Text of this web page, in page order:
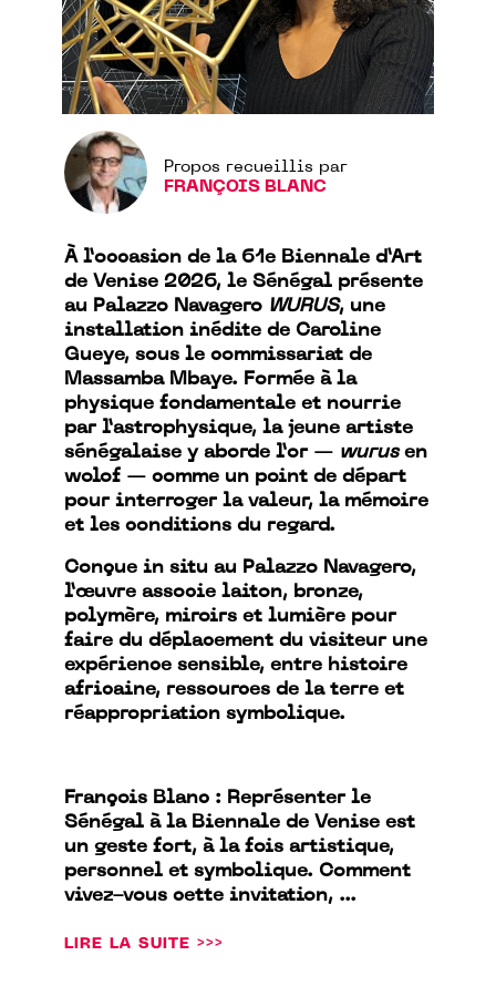
Propos recueillis par
FRANÇOIS BLANC
À l’occasion de la 61e Biennale d’Art
de Venise 2026, le Sénégal présente
au Palazzo Navagero WURUS, une
installation inédite de Caroline
Gueye, sous le commissariat de
Massamba Mbaye. Formée à la
physique fondamentale et nourrie
par l’astrophysique, la jeune artiste
sénégalaise y aborde l’or — wurusen
wolof — comme un point de départ
pour interroger la valeur, la mémoire
et les conditions du regard.
Conçue in situ au Palazzo Navagero,
l’œuvre associe laiton, bronze,
polymère, miroirs et lumière pour
faire du déplacement du visiteur une
expérience sensible, entre histoire
africaine, ressources de la terre et
réappropriation symbolique.
François Blanc : Représenter le
Sénégal à la Biennale de Venise est
un geste fort, à la fois artistique,
personnel et symbolique. Comment
vivez-vous cette invitation, ...
LIRE LA SUITE >>>